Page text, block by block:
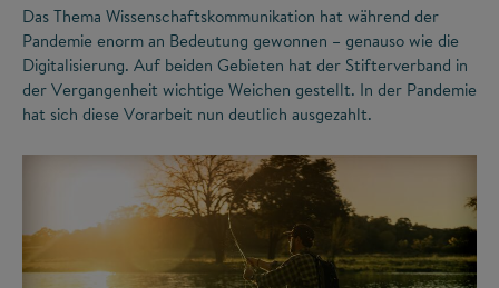
Das Thema Wissenschaftskommunikation hat während der
Pandemie enorm an Bedeutung gewonnen – genauso wie die
Digitalisierung. Auf beiden Gebieten hat der Stifterverband in
der Vergangenheit wichtige Weichen gestellt. In der Pandemie
hat sich diese Vorarbeit nun deutlich ausgezahlt.